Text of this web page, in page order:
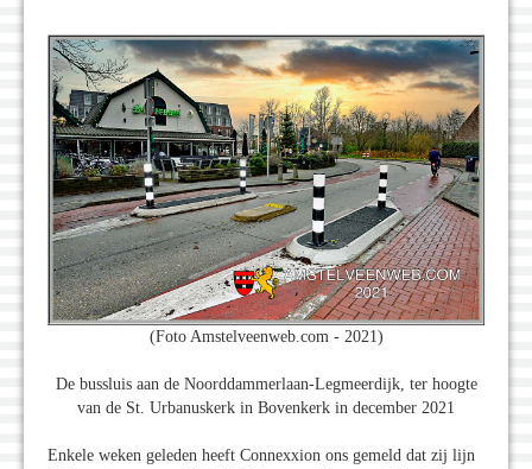
(Foto Amstelveenweb.com - 2021)
De bussluis aan de Noorddammerlaan-Legmeerdijk, ter hoogte
van de St. Urbanuskerk in Bovenkerk in december 2021
Enkele weken geleden heeft Connexxion ons gemeld dat zij lijn